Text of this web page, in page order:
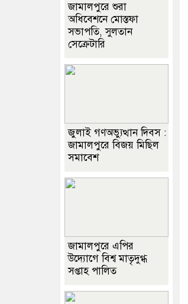
জামালপুরে শুরা
অধিবেশনে মোস্তফা
সভাপতি, সুলতান
সেক্রেটারি
জুলাই গণঅভ্যুত্থান দিবস :
জামালপুরে বিজয় মিছিল
সমাবেশ
জামালপুরে এপির
উদ্যোগে বিশ্ব মাতৃদুগ্ধ
সপ্তাহ পালিত